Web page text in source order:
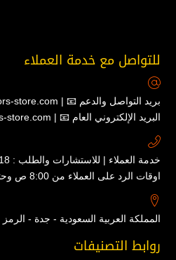
للتواصل مع خدمة العملاء
contact@doors-store.com | 📧 بريد التواصل والدعم
inf@doors-store.com | 📧 البريد الإلكتروني العام
خدمة العملاء | للاستشارات والطلب : 0595008118
اوقات الرد على العملاء من 8:00 ص وحتى 6:00 م
المملكة العربية السعودية - جدة - الرمز
روابط التصنيفات